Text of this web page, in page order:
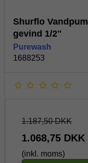
Shurflo
gevind 1/2"
Purewash
1688253
1.187,50 DKK
1.068,75 DKK
(inkl. moms)